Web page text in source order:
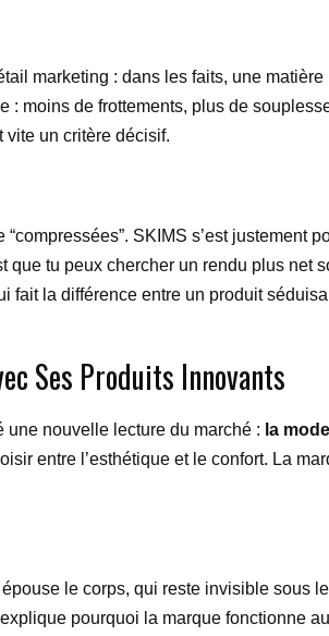
marketing : dans les faits, une
: moins de frottements, plus de
vite un critère décisif.
SKIMS s’est justement
tu peux chercher un rendu plus net
fait la différence entre un produit
Ses Produits Innovants
une nouvelle lecture du marché : la
entre l’esthétique et le confort. La
le corps, qui reste invisible sous
pourquoi la marque fonctionne